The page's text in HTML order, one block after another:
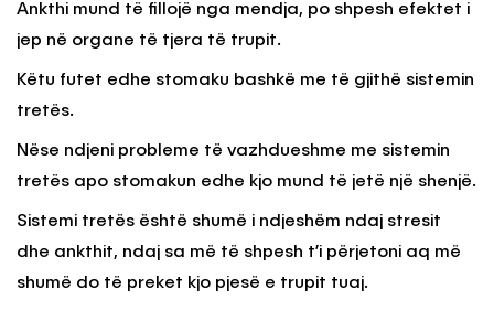
Ankthi mund të fillojë nga mendja, po shpesh efektet i
jep në organe të tjera të trupit.
Këtu futet edhe stomaku bashkë me të gjithë sistemin
tretës.
Nëse ndjeni probleme të vazhdueshme me sistemin
tretës apo stomakun edhe kjo mund të jetë një shenjë.
Sistemi tretës është shumë i ndjeshëm ndaj stresit
dhe ankthit, ndaj sa më të shpesh t’i përjetoni aq më
shumë do të preket kjo pjesë e trupit tuaj.